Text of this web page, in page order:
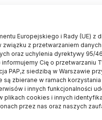
Można
Europejskiego i Rady (UE) z
z przetwarzaniem
oraz uchylenia dyrektywy 95/
Cię o przetwarzaniu
PAP,z siedzibą w Warszawie
są zbierane w ramach
i innych funkcjonalności
plikach cookies i innych
przez nas oraz naszych